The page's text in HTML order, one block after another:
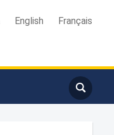
English Français